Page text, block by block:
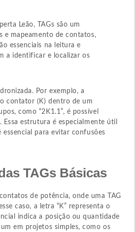
Leão, TAGs são um
e mapeamento de contatos,
essenciais na leitura e
a identificar e localizar os
Por exemplo, a
contator (K) dentro de um
como “2K1.1”, é possível
estrutura é especialmente útil
essencial para evitar confusões
TAGs Básicas
de potência, onde uma TAG
caso, a letra “K” representa o
indica a posição ou quantidade
em projetos simples, como os